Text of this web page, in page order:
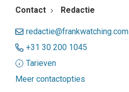
Contact Redactie
redactie@frankwatching.com
+31 30 200 1045
Tarieven
Meer contactopties